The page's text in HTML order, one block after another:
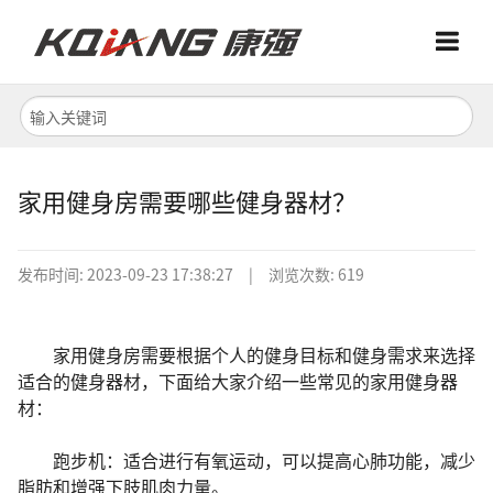
首页
家用健身房需要哪些健身器材？
发布时间: 2023-09-23 17:38:27 | 浏览次数: 619
家用健身房需要根据个人的健身目标和健身需求来选择
适合的健身器材，下面给大家介绍一些常见的家用健身器
材：
跑步机：适合进行有氧运动，可以提高心肺功能，减少
脂肪和增强下肢肌肉力量。